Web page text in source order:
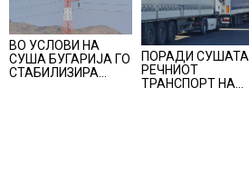
ВО УСЛОВИ НА
СУША БУГАРИЈА ГО
СТАБИЛИЗИРА
ПОРАДИ СУШАТА
РЕЧНИОТ
ТРАНСПОРТ НА